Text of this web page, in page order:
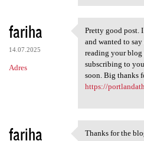
fariha
14.07.2025
Adres
Pretty good
Pretty good post.
and wanted to
reading your blog
subscribing to
soon. Big thanks
https://
fariha
Thanks for the